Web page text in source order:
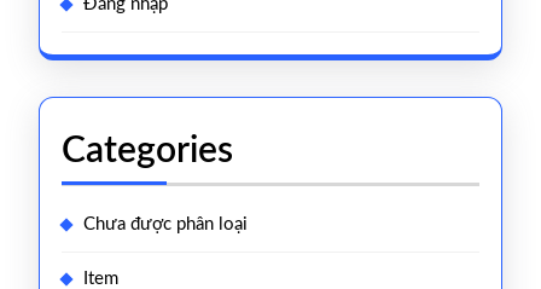
Đăng nhập
Categories
Chưa được phân loại
Item